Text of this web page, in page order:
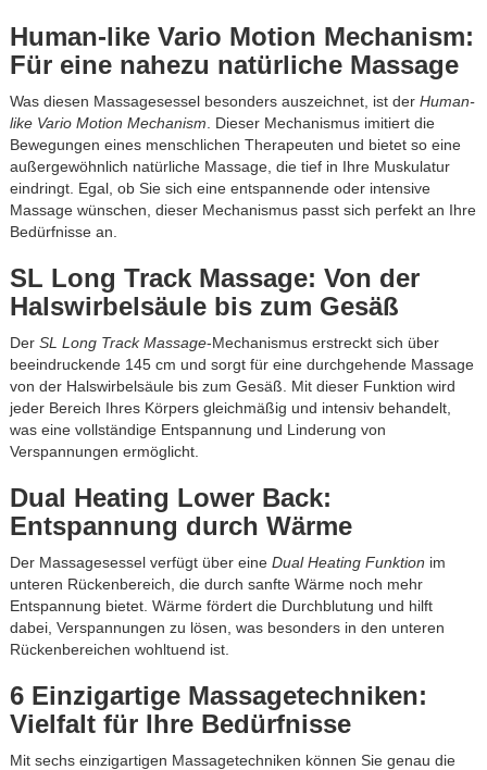
Human-like Vario Motion Mechanism:
Für eine nahezu natürliche Massage
Was diesen Massagesessel besonders auszeichnet, ist der Human-
like Vario Motion Mechanism . Dieser Mechanismus imitiert die
Bewegungen eines menschlichen Therapeuten und bietet so eine
außergewöhnlich natürliche Massage, die tief in Ihre Muskulatur
eindringt. Egal, ob Sie sich eine entspannende oder intensive
Massage wünschen, dieser Mechanismus passt sich perfekt an Ihre
Bedürfnisse an.
SL Long Track Massage: Von der
Halswirbelsäule bis zum Gesäß
Der SL Long Track Massage-Mechanismus erstreckt sich über
beeindruckende 145 cm und sorgt für eine durchgehende Massage
von der Halswirbelsäule bis zum Gesäß. Mit dieser Funktion wird
jeder Bereich Ihres Körpers gleichmäßig und intensiv behandelt,
was eine vollständige Entspannung und Linderung von
Verspannungen ermöglicht.
Dual Heating Lower Back:
Entspannung durch Wärme
Der Massagesessel verfügt über eine Dual Heating Funktion im
unteren Rückenbereich, die durch sanfte Wärme noch mehr
Entspannung bietet. Wärme fördert die Durchblutung und hilft
dabei, Verspannungen zu lösen, was besonders in den unteren
Rückenbereichen wohltuend ist.
6 Einzigartige Massagetechniken:
Vielfalt für Ihre Bedürfnisse
Mit sechs einzigartigen Massagetechniken können Sie genau die